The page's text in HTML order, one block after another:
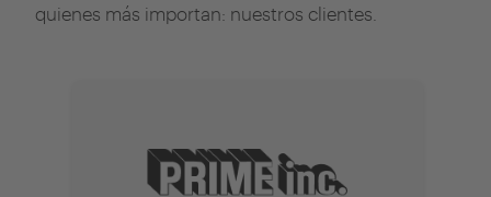
quienes más importan: nuestros clientes.